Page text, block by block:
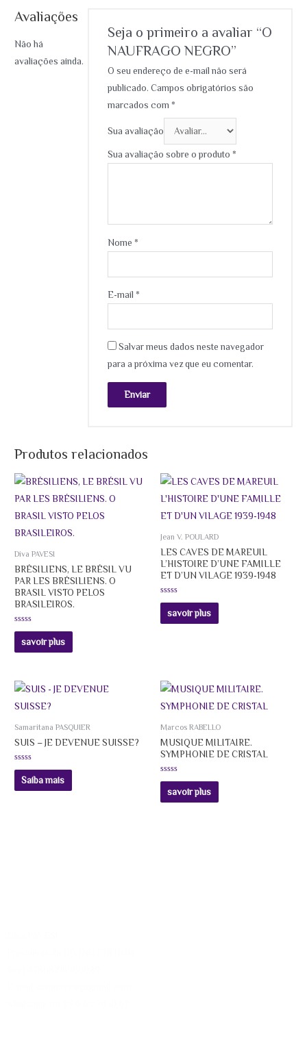
Avaliações
Não há
avaliações ainda.
Seja o primeiro a avaliar “O
NAUFRAGO NEGRO”
O seu endereço de e-mail não será
publicado. Campos obrigatórios são
marcados com*
Sua avaliação
Sua avaliação sobre o produto*
Nome*
E-mail*
Salvar meus dados neste navegador
para a próxima vez que eu comentar.
Produtos relacionados
Diva PAVESI
BRÉSILIENS, LE BRÉSIL VU
PAR LES BRÉSILIENS. O
BRASIL VISTO PELOS
BRASILEIROS.
Avaliação
de
5
savoir plus
Jean V. POULARD
LES CAVES DE MAREUIL
L’HISTOIRE D’UNE FAMILLE
ET D’UN VILAGE 1939-1948
Avaliação
de
5
savoir plus
Samaritana PASQUIER
SUIS – JE DEVENUE SUISSE?
Avaliação
de
5
Saiba mais
Marcos RABELLO
MUSIQUE MILITAIRE.
SYMPHONIE DE CRISTAL
Avaliação
de
5
savoir plus